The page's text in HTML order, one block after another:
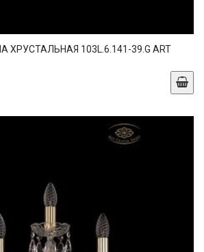
103L.6.141-39.G ART